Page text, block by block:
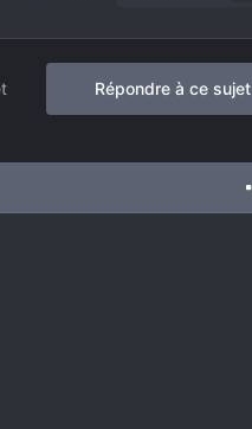
Répondre à ce sujet